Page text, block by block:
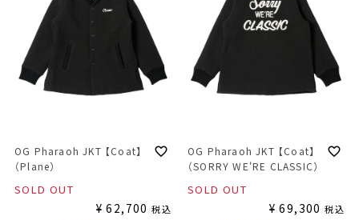
OG Pharaoh JKT 【Coat】
（Plane）
SOLD OUT
¥ 62,700 税込
OG Pharaoh JKT 【Coat】
（SORRY WE'RE CLASSIC）
SOLD OUT
¥ 69,300 税込